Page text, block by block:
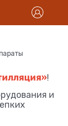
!
и